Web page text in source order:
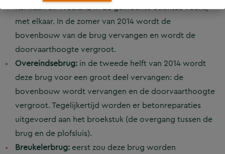
Kerklaan en Vreeland in de gemeente Stichtse Vecht,
met elkaar. In de zomer van 2014 wordt de
bovenbouw van de brug vervangen en wordt de
doorvaarthoogte vergroot.
Overeindsebrug: in de tweede helft van 2014 wordt
deze brug voor een groot deel vervangen: de
bovenbouw wordt vervangen en de doorvaarthoogte
vergroot. Tegelijkertijd worden er betonreparaties
uitgevoerd aan het broekstuk (de overgang tussen de
brug en de plofsluis).
Breukelerbrug: eerst zou deze brug worden